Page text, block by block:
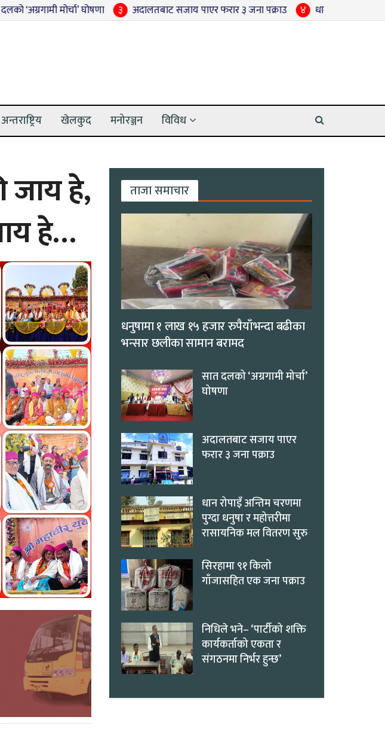
३ अदालतबाट सजाय पाएर फरार ३ जना पक्राउ ४ धान रोपाइँ अन्तिम चरणमा पुग्दा धनुषा र
अन्तराष्ट्रिय खेलकुद मनोरञ्जन विविध
जाय हे,
हे…
ताजा समाचार
धनुषामा १ लाख १५ हजार रुपैयाँभन्दा बढीका
भन्सार छलीका सामान बरामद
सात दलको ‘अग्रगामी मोर्चा’
घोषणा
अदालतबाट सजाय पाएर
फरार ३ जना पक्राउ
धान रोपाइँ अन्तिम चरणमा
पुग्दा धनुषा र महोत्तरीमा
रासायनिक मल वितरण सुरु
सिरहामा ९१ किलो
गाँजासहित एक जना पक्राउ
निधिले भने– ‘पार्टीको शक्ति
कार्यकर्ताको एकता र
संगठनमा निर्भर हुन्छ’